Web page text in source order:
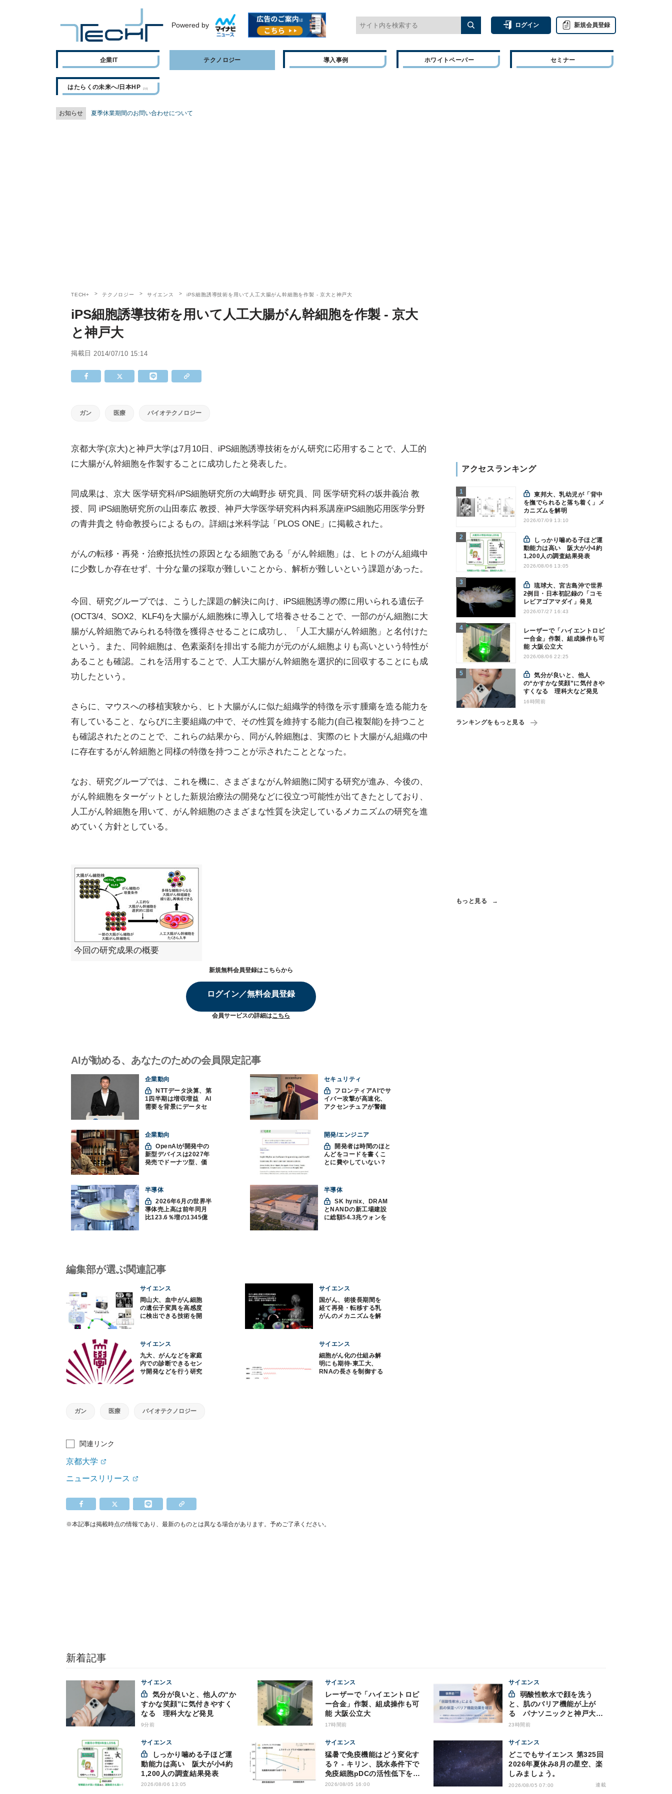
Powered by ログイン 新規会員登録
企業IT テクノロジー 導入事例 ホワイトペーパー セミナー
はたらくの未来へ/日本HP
お知らせ 夏季休業期間のお問い合わせについて
TECH+ テクノロジー サイエンス iPS細胞誘導技術を用いて人工大腸がん幹細胞を作製 - 京大と神戸大
iPS細胞誘導技術を用いて人工大腸がん幹細胞を作製 - 京大
と神戸大
掲載日 2014/07/10 15:14
ガン 医療 バイオテクノロジー
京都大学(京大)と神戸大学は7月10日、iPS細胞誘導技術をがん研究に応用することで、人工的
に大腸がん幹細胞を作製することに成功したと発表した。
同成果は、京大 医学研究科/iPS細胞研究所の大嶋野歩 研究員、同 医学研究科の坂井義治 教
授、同 iPS細胞研究所の山田泰広 教授、神戸大学医学研究科内科系講座iPS細胞応用医学分野
の青井貴之 特命教授らによるもの。詳細は米科学誌「PLOS ONE」に掲載された。
がんの転移・再発・治療抵抗性の原因となる細胞である「がん幹細胞」は、ヒトのがん組織中
に少数しか存在せず、十分な量の採取が難しいことから、解析が難しいという課題があった。
今回、研究グループでは、こうした課題の解決に向け、iPS細胞誘導の際に用いられる遺伝子
(OCT3/4、SOX2、KLF4)を大腸がん細胞株に導入して培養させることで、一部のがん細胞に大
腸がん幹細胞でみられる特徴を獲得させることに成功し、「人工大腸がん幹細胞」と名付けた
という。また、同幹細胞は、色素薬剤を排出する能力が元のがん細胞よりも高いという特性が
あることも確認。これを活用することで、人工大腸がん幹細胞を選択的に回収することにも成
功したという。
さらに、マウスへの移植実験から、ヒト大腸がんに似た組織学的特徴を示す腫瘍を造る能力を
有していること、ならびに主要組織の中で、その性質を維持する能力(自己複製能)を持つこと
も確認されたとのことで、これらの結果から、同がん幹細胞は、実際のヒト大腸がん組織の中
に存在するがん幹細胞と同様の特徴を持つことが示されたこととなった。
なお、研究グループでは、これを機に、さまざまながん幹細胞に関する研究が進み、今後の、
がん幹細胞をターゲットとした新規治療法の開発などに役立つ可能性が出てきたとしており、
人工がん幹細胞を用いて、がん幹細胞のさまざまな性質を決定しているメカニズムの研究を進
めていく方針としている。
今回の研究成果の概要
新規無料会員登録はこちらから
ログイン／無料会員登録
会員サービスの詳細はこちら
AIが勧める、あなたのための会員限定記事
企業動向
1四半期は増収増益 AI
需要を背景にデータセ
セキュリティ
イバー攻撃が高速化、
アクセンチュアが警鐘
企業動向
OpenAIが開発中の
新型デバイスは2027年
発売でドーナツ型、価
開発/エンジニア
んどをコードを書くこ
とに費やしていない？
つの神話への賛否
半導体
2026年6月の世界半
導体売上高は前年同月
比123.6％増の1345億
半導体
SK hynix、DRAM
とNANDの新工場建設
に総額54.3兆ウォンを
アクセスランキング
東邦大、乳幼児が「背中
を撫でられると落ち着く」メ
カニズムを解明
2026/07/09 13:10
動能力は高い 阪大が小4約
1,200人の調査結果発表
2026/08/06 13:05
琉球大、宮古島沖で世界
2例目・日本初記録の「コモ
レビアゴアマダイ」発見
2026/07/27 16:43
レーザーで「ハイエントロピ
ー合金」作製、組成操作も可
能 大阪公立大
2026/08/06 22:25
気分が良いと、他人
の“かすかな笑顔”に気付きや
すくなる 理科大など発見
16時間前
ランキングをもっと見る
もっと見る
編集部が選ぶ関連記事
サイエンス
岡山大、血中がん細胞
の遺伝子変異を高感度
に検出できる技術を開
サイエンス
国がん、術後長期間を
経て再発・転移する乳
がんのメカニズムを解
サイエンス
九大、がんなどを家庭
内での診断できるセン
サ開発などを行う研究
サイエンス
細胞がん化の仕組み解
明にも期待-東工大、
RNAの長さを制御する
ガン 医療 バイオテクノロジー
関連リンク
京都大学
ニュースリリース
※本記事は掲載時点の情報であり、最新のものとは異なる場合があります。予めご了承ください。
新着記事
サイエンス
すかな笑顔”に気付きやすく
なる 理科大など発見
9分前
サイエンス
レーザーで「ハイエントロピ
ー合金」作製、組成操作も可
能 大阪公立大
17時間前
サイエンス
と、肌のバリア機能が上が
る パナソニックと神戸大が
確認
23時間前
サイエンス
動能力は高い 阪大が小4約
1,200人の調査結果発表
2026/08/06 13:05
サイエンス
猛暑で免疫機能はどう変化す
る？ - キリン、脱水条件下で
免疫細胞pDCの活性低下を確
認
2026/08/05 16:00
サイエンス
どこでもサイエンス 第325回
2026年夏休み8月の星空、楽
しみましょう。
2026/08/05 07:00 連載